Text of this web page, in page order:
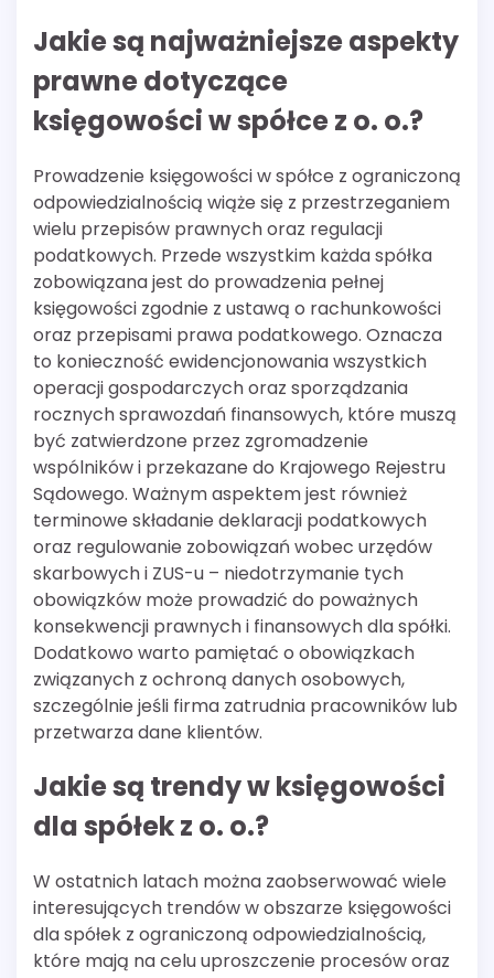
Jakie są najważniejsze aspekty
prawne dotyczące
księgowości w spółce z o. o.?
Prowadzenie księgowości w spółce z ograniczoną
odpowiedzialnością wiąże się z przestrzeganiem
wielu przepisów prawnych oraz regulacji
podatkowych. Przede wszystkim każda spółka
zobowiązana jest do prowadzenia pełnej
księgowości zgodnie z ustawą o rachunkowości
oraz przepisami prawa podatkowego. Oznacza
to konieczność ewidencjonowania wszystkich
operacji gospodarczych oraz sporządzania
rocznych sprawozdań finansowych, które muszą
być zatwierdzone przez zgromadzenie
wspólników i przekazane do Krajowego Rejestru
Sądowego. Ważnym aspektem jest również
terminowe składanie deklaracji podatkowych
oraz regulowanie zobowiązań wobec urzędów
skarbowych i ZUS-u – niedotrzymanie tych
obowiązków może prowadzić do poważnych
konsekwencji prawnych i finansowych dla spółki.
Dodatkowo warto pamiętać o obowiązkach
związanych z ochroną danych osobowych,
szczególnie jeśli firma zatrudnia pracowników lub
przetwarza dane klientów.
Jakie są trendy w księgowości
dla spółek z o. o.?
W ostatnich latach można zaobserwować wiele
interesujących trendów w obszarze księgowości
dla spółek z ograniczoną odpowiedzialnością,
które mają na celu uproszczenie procesów oraz